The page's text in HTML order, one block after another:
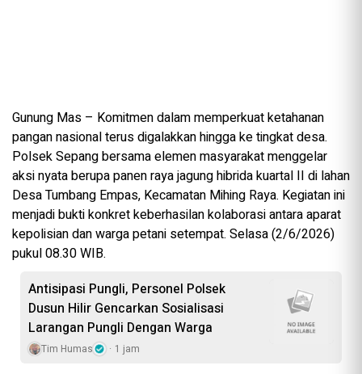
Gunung Mas – Komitmen dalam memperkuat ketahanan
pangan nasional terus digalakkan hingga ke tingkat desa.
Polsek Sepang bersama elemen masyarakat menggelar
aksi nyata berupa panen raya jagung hibrida kuartal II di lahan
Desa Tumbang Empas, Kecamatan Mihing Raya. Kegiatan ini
menjadi bukti konkret keberhasilan kolaborasi antara aparat
kepolisian dan warga petani setempat. Selasa (2/6/2026)
pukul 08.30 WIB.
Antisipasi Pungli, Personel Polsek
Dusun Hilir Gencarkan Sosialisasi
Larangan Pungli Dengan Warga
Tim Humas 1 jam